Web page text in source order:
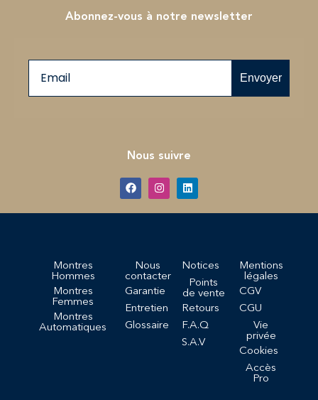
Abonnez-vous à notre newsletter
Envoyer
Nous suivre
Montres
Hommes
Montres
Femmes
Montres
Automatiques
Nous
contacter
Garantie
Entretien
Glossaire
Notices
Points
de vente
Retours
F.A.Q
S.A.V
Mentions
légales
CGV
CGU
Vie
privée
Cookies
Accès
Pro